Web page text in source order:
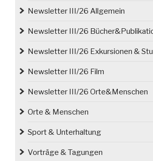
Newsletter III/26 Allgemein
Newsletter III/26
Newsletter III/26 Exkursionen &
Newsletter III/26 Film
Newsletter III/26 Orte&Menschen
Orte & Menschen
Sport & Unterhaltung
Vorträge & Tagungen